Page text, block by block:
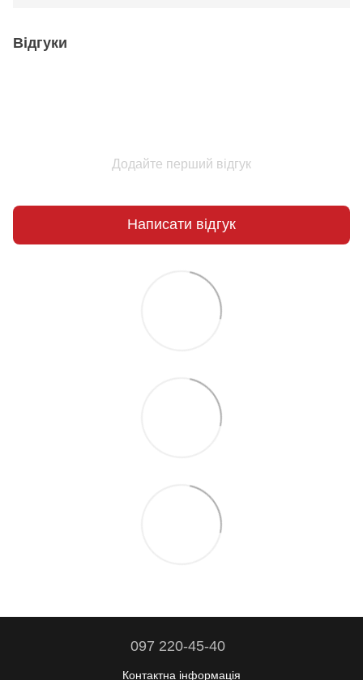
Відгуки
Додайте перший відгук
Написати відгук
097 220-45-40
Контактна інформація